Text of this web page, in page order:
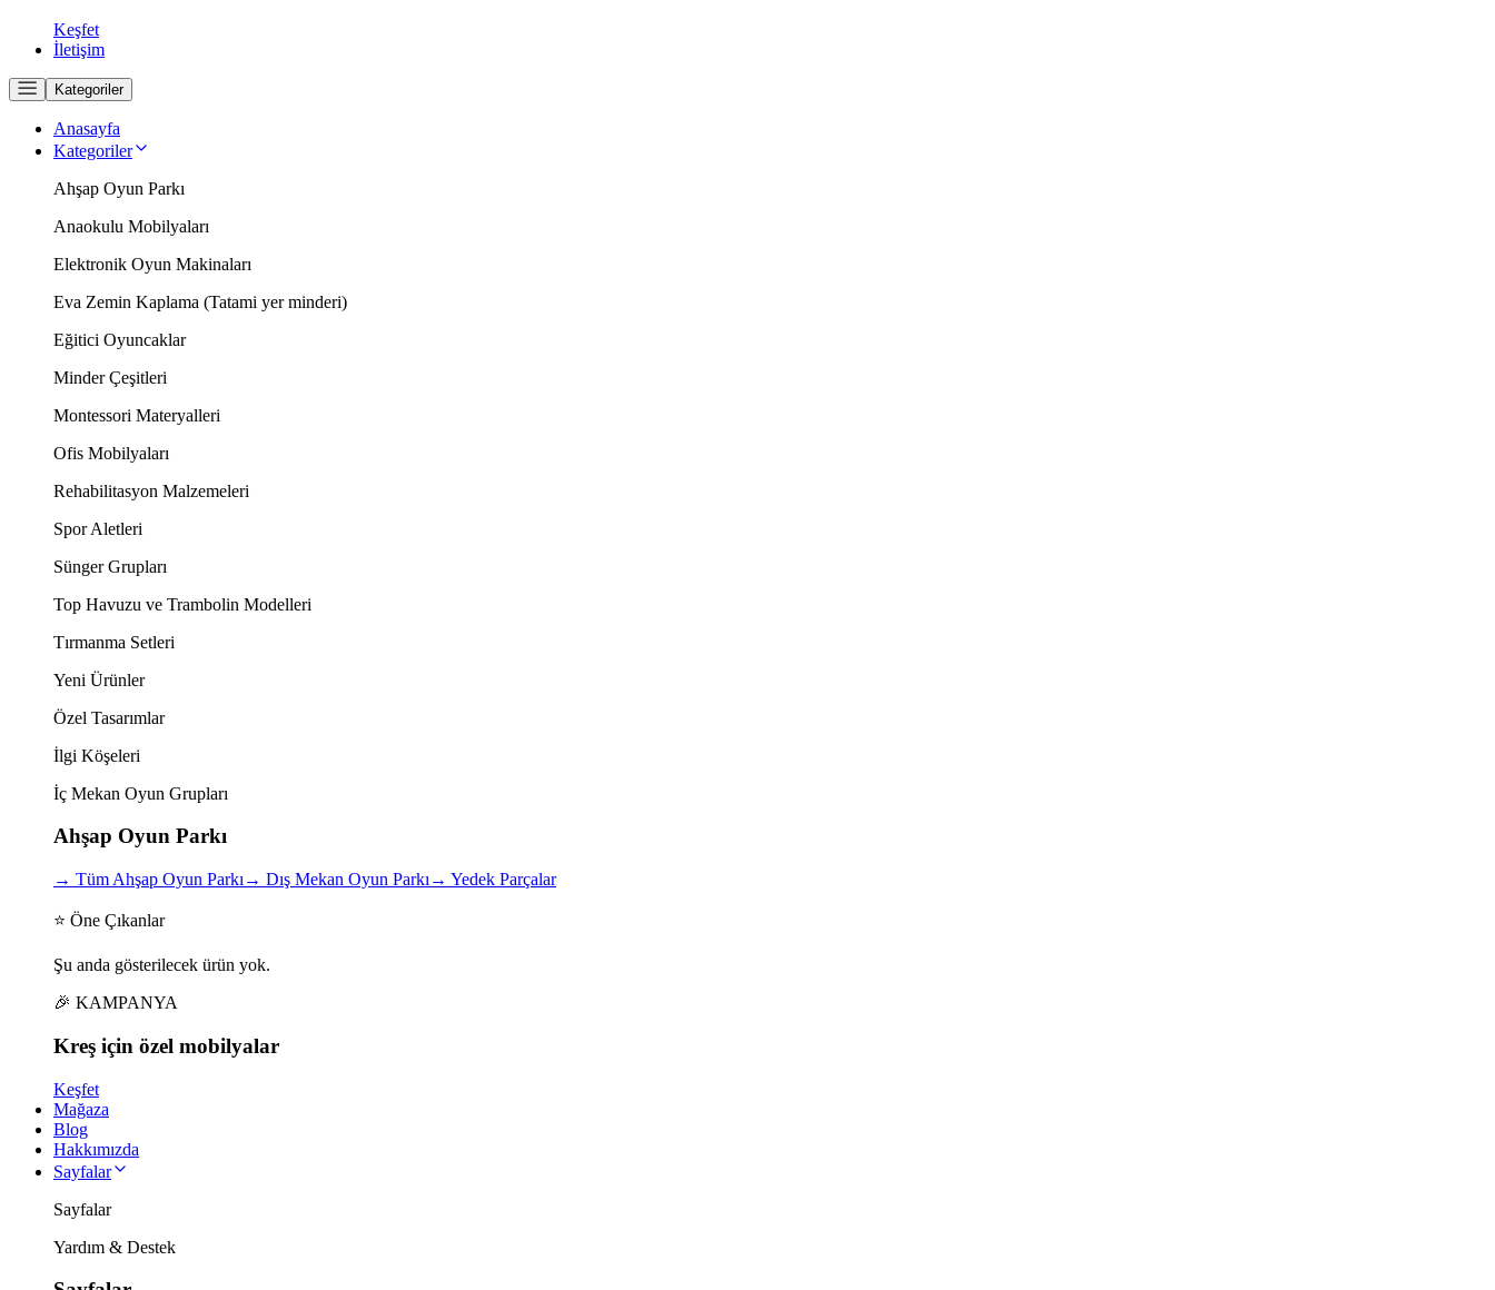
Keşfet
İletişim
Kategoriler
Anasayfa
Kategoriler
Ahşap Oyun Parkı
Anaokulu Mobilyaları
Elektronik Oyun Makinaları
Eva Zemin Kaplama (Tatami yer minderi)
Eğitici Oyuncaklar
Minder Çeşitleri
Montessori Materyalleri
Ofis Mobilyaları
Rehabilitasyon Malzemeleri
Spor Aletleri
Sünger Grupları
Top Havuzu ve Trambolin Modelleri
Tırmanma Setleri
Yeni Ürünler
Özel Tasarımlar
İlgi Köşeleri
İç Mekan Oyun Grupları
Ahşap Oyun Parkı
→ Tüm Ahşap Oyun Parkı → Dış Mekan Oyun Parkı → Yedek Parçalar
⭐ Öne Çıkanlar
Şu anda gösterilecek ürün yok.
🎉 KAMPANYA
Kreş için özel mobilyalar
Keşfet
Mağaza
Blog
Hakkımızda
Sayfalar
Sayfalar
Yardım & Destek